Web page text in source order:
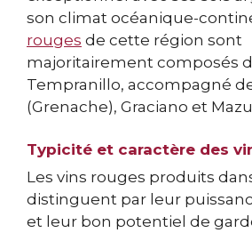
son climat océanique-
rouges de cette région sont
majoritairement composés
Tempranillo, accompagné
(Grenache), Graciano et
Typicité et caractère des
Les vins rouges produits
distinguent par leur
et leur bon potentiel de